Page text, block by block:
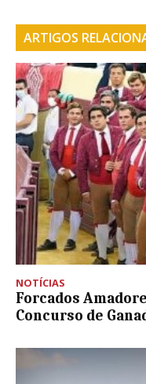
ARTIGOS
NOTÍCIAS
Forcados
Concurso de